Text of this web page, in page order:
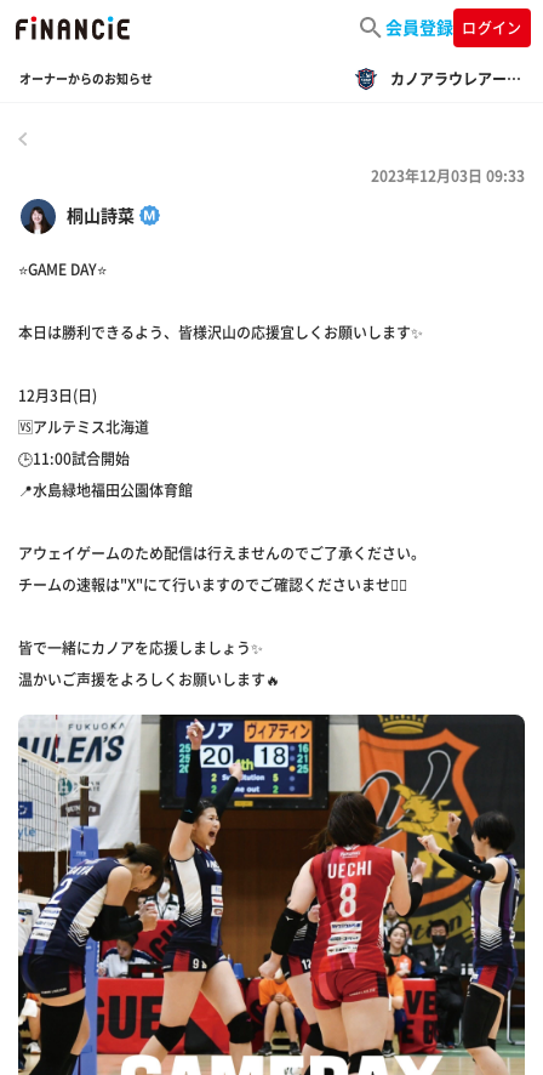
会員登録 ログイン
オーナーからのお知らせ カノアラウレアーズ福岡
桐山詩菜
2023年12月03日 09:33
⭐️GAME DAY⭐️
本日は勝利できるよう、皆様沢山の応援宜しくお願いします✨
12月3日(日)
🆚アルテミス北海道
🕒11:00試合開始
📍水島緑地福田公園体育館
アウェイゲームのため配信は行えませんのでご了承ください。
チームの速報は"X"にて行いますのでご確認くださいませ🙇‍♀️
皆で一緒にカノアを応援しましょう✨
温かいご声援をよろしくお願いします🔥